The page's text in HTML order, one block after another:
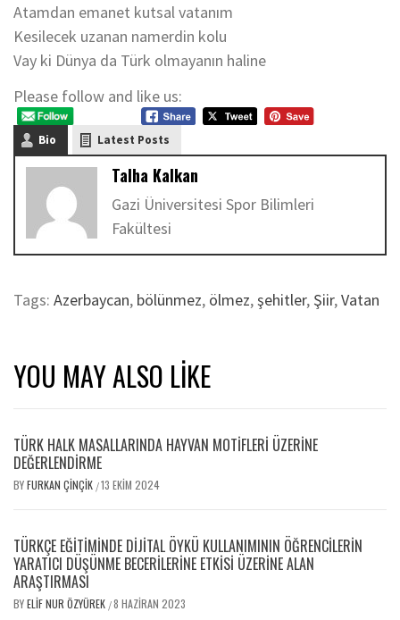
Atamdan emanet kutsal vatanım
Kesilecek uzanan namerdin kolu
Vay ki Dünya da Türk olmayanın haline
Please follow and like us:
Bio Latest Posts
Talha Kalkan
Gazi Üniversitesi Spor Bilimleri
Fakültesi
Tags: Azerbaycan, bölünmez, ölmez,şehitler, Şiir,Vatan
YOU MAY ALSO LIKE
TÜRK HALK MASALLARINDA HAYVAN MOTİFLERİ ÜZERİNE
DEĞERLENDİRME
BYFURKAN ÇINÇIK /13 EKIM 2024
TÜRKÇE EĞITIMINDE DIJITAL ÖYKÜ KULLANIMININ ÖĞRENCILERIN
YARATICI DÜŞÜNME BECERILERINE ETKISI ÜZERINE ALAN
ARAŞTIRMASI
BYELIF NUR ÖZYÜREK /8 HAZIRAN 2023